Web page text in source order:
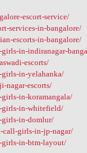
escort-service/
services-in-bangalore/
escorts-in-bangalore/
in-indiranagar-
escorts/
in-yelahanka/
nagar-escorts/
in-koramangala/
girls-in-whitefield/
in-domlur/
call-girls-in-jp-nagar/
in-btm-layout/